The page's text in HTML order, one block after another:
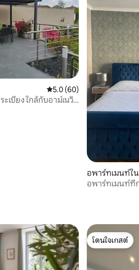
คะแนนเฉลี่ย 5.0 จาก 5, 60
5.0 (60)
เบียง ใกล้กับอาม์เนวิ
อพาร์ทเมนท์ใน
อพาร์ทเมนท์ที่ก
โดนใจเกสต์
โดนใจเกสต์